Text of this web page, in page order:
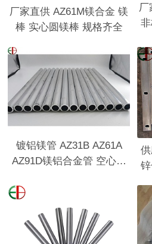
厂家直供 AZ61M镁合金 镁
棒 实心圆镁棒 规格齐全
厂
镀铝镁管 AZ31B AZ61A
AZ91D镁铝合金管 空心镁